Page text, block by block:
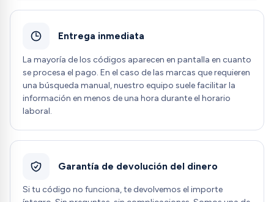
Entrega inmediata
La mayoría de los códigos aparecen en pantalla en cuanto
se procesa el pago. En el caso de las marcas que requieren
una búsqueda manual, nuestro equipo suele facilitar la
información en menos de una hora durante el horario
laboral.
Garantía de devolución del dinero
Si tu código no funciona, te devolvemos el importe